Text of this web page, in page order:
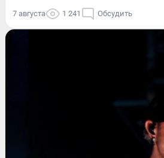
7 августа 1 241 Обсудить